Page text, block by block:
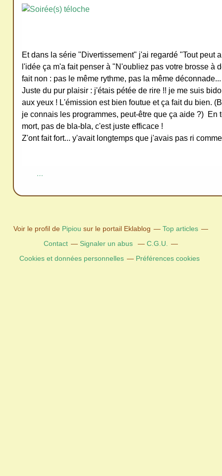
Et dans la série "Divertissement" j'ai regardé "Tout peut
l'idée ça m'a fait penser à "N'oubliez pas votre brosse à
fait non : pas le même rythme, pas la même déconnade...
Juste du pur plaisir : j'étais pétée de rire !! je me suis
aux yeux ! L'émission est bien foutue et ça fait du bien.
je connais les programmes, peut-être que ça aide ?) En
mort, pas de bla-bla, c'est juste efficace !
Z'ont fait fort... y'avait longtemps que j'avais pas ri
…
Voir le profil de Pipiou sur le portail Eklablog
Top articles
Contact
Signaler un abus
C.G.U.
Cookies et données personnelles
Préférences cookies